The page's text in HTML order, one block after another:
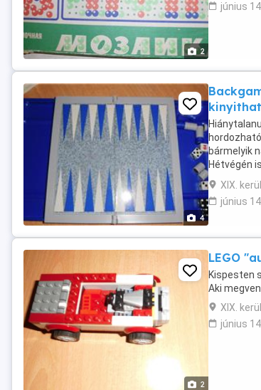
2
június 14
4
bármelyik
Hétvégén
szervíz
XIX.
június 14
2
LEGO
Kispesten
Aki
XIX.
június 14